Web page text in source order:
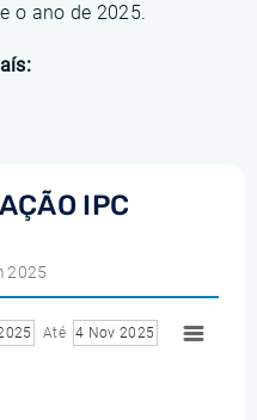
o ano de 2025.
IPC
2025
Até 4 Nov 2025